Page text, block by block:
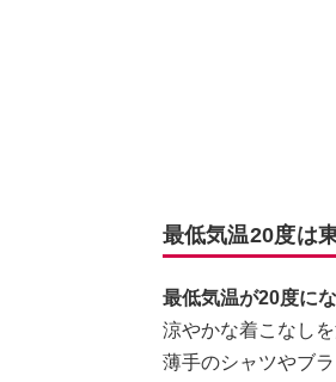
最低気温20度は
最低気温が20度に
涼やかな着こなし
薄手のシャツやブ